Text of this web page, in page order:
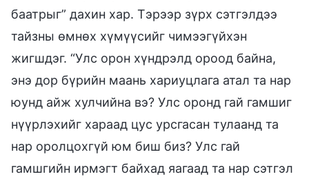
баатрыг” дахин хар. Тэрээр зүрх сэтгэлдээ
тайзны өмнөх хүмүүсийг чимээгүйхэн
жигшдэг. “Улс орон хүндрэлд ороод байна,
энэ дор бүрийн маань хариуцлага атал та нар
юунд айж хулчийна вэ? Улс оронд гай гамшиг
нүүрлэхийг хараад цус урсгасан тулаанд та
нар оролцохгүй юм биш биз? Улс гай
гамшгийн ирмэгт байхад яагаад та нар сэтгэл